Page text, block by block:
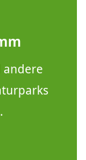
andere